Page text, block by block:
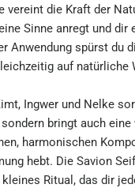
vereint die Kraft der
Sinne anregt und dir
Anwendung spürst du
auf natürliche
Ingwer und Nelke
bringt auch
harmonischen
hebt. Die Savion
Ritual, das dir